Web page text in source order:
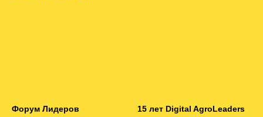
Форум Лидеров 15 лет Digital AgroLeaders